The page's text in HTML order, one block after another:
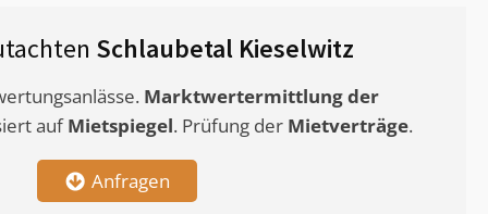
Schlaubetal Kieselwitz
Marktwertermittlungder
aufMietspiegel. Prüfung der Mietverträge.
Anfragen